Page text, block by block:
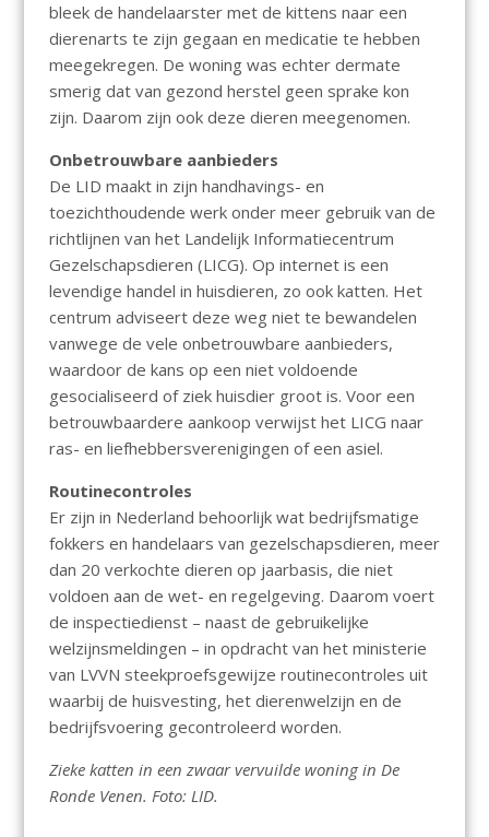
bleek de handelaarster met de kittens naar een
dierenarts te zijn gegaan en medicatie te hebben
meegekregen. De woning was echter dermate
smerig dat van gezond herstel geen sprake kon
zijn. Daarom zijn ook deze dieren meegenomen.
Onbetrouwbare aanbieders
De LID maakt in zijn handhavings- en
toezichthoudende werk onder meer gebruik van de
richtlijnen van het Landelijk Informatiecentrum
Gezelschapsdieren (LICG). Op internet is een
levendige handel in huisdieren, zo ook katten. Het
centrum adviseert deze weg niet te bewandelen
vanwege de vele onbetrouwbare aanbieders,
waardoor de kans op een niet voldoende
gesocialiseerd of ziek huisdier groot is. Voor een
betrouwbaardere aankoop verwijst het LICG naar
ras- en liefhebbersverenigingen of een asiel.
Routinecontroles
Er zijn in Nederland behoorlijk wat bedrijfsmatige
fokkers en handelaars van gezelschapsdieren, meer
dan 20 verkochte dieren op jaarbasis, die niet
voldoen aan de wet- en regelgeving. Daarom voert
de inspectiedienst – naast de gebruikelijke
welzijnsmeldingen – in opdracht van het ministerie
van LVVN steekproefsgewijze routinecontroles uit
waarbij de huisvesting, het dierenwelzijn en de
bedrijfsvoering gecontroleerd worden.
Zieke katten in een zwaar vervuilde woning in De
Ronde Venen. Foto: LID.